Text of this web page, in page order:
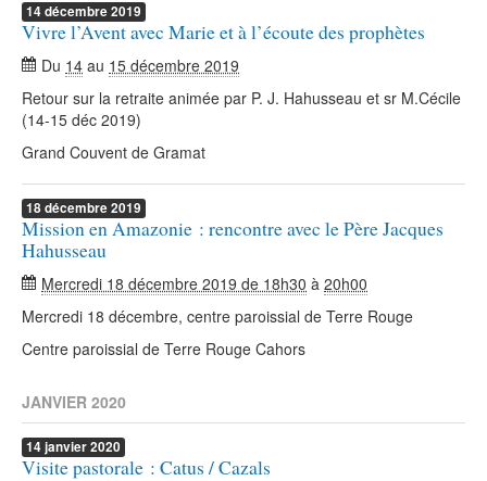
14décembre2019
Vivre l’Avent avec Marie et à l’écoute des prophètes
Du 14 au 15 décembre 2019
Retour sur la retraite animée par P. J. Hahusseau et sr M.Cécile
(14-15 déc 2019)
Grand Couvent de Gramat
18décembre2019
Mission en Amazonie : rencontre avec le Père Jacques
Hahusseau
Mercredi 18 décembre 2019 de 18h30 à 20h00
Mercredi 18 décembre, centre paroissial de Terre Rouge
Centre paroissial de Terre Rouge Cahors
JANVIER 2020
14janvier2020
Visite pastorale : Catus / Cazals